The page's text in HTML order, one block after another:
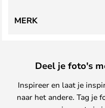
MERK
Deel je foto's
Inspireer en laat je
naar het andere. Tag je